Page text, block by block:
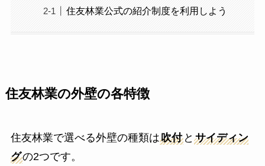
住友林業公式の紹介制度を利用しよう
住友林業の外壁の各特徴
住友林業で選べる外壁の種類は吹付と サイディン
グの2つです。